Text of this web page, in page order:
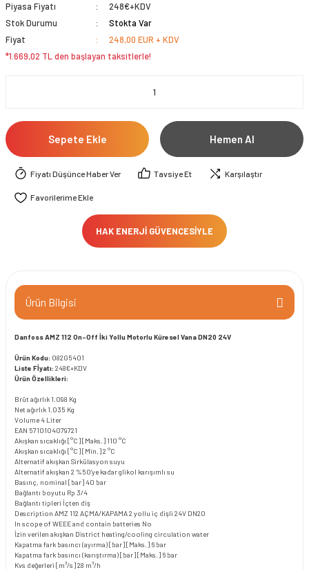
Piyasa Fiyatı
248€+KDV
Stok Durumu
Stokta Var
Fiyat
248,00 EUR + KDV
*1.669,02 TL den başlayan taksitlerle!
Sepete Ekle Hemen Al
Fiyatı Düşünce Haber Ver Tavsiye Et Karşılaştır
HAK ENERJİ GÜVENCESİYLE
Ürün Bilgisi
Danfoss AMZ 112 On-Off İki Yollu Motorlu Küresel Vana DN20 24V
Ürün Kodu: 082G5401
Liste Fİyatı: 248€+KDV
Ürün Özellikleri:
Brüt ağırlık 1.098 Kg
Net ağırlık 1.035 Kg
Volume 4 Liter
EAN 5710104079721
Akışkan sıcaklığı [°C] [Maks.] 110 °C
Akışkan sıcaklığı [°C] [Min.]2 °C
Alternatif akışkan Sirkülasyon suyu
Alternatif akışkan 2 %50’ye kadar glikol karışımlı su
Basınç, nominal [bar] 40 bar
Bağlantı boyutu Rp 3/4
Bağlantı tipleri İçten diş
Description AMZ 112 AÇMA/KAPAMA 2 yollu iç dişli 24V DN20
In scope of WEEE and contain batteries No
İzin verilen akışkan District heating/cooling circulation water
Kapatma fark basıncı (ayırma) [bar] [Maks.] 6 bar
Kapatma fark basıncı (karıştırma) [bar] [Maks.] 6 bar
Kvs değerleri [m³/s]28 m³/h